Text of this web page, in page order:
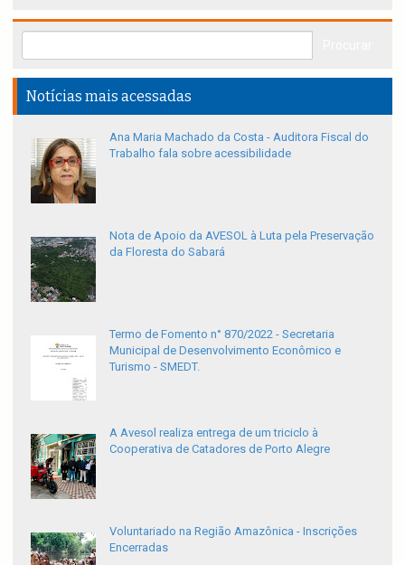
Notícias mais acessadas
Ana Maria Machado da Costa - Auditora Fiscal do
Trabalho fala sobre acessibilidade
Nota de Apoio da AVESOL à Luta pela Preservação
da Floresta do Sabará
Termo de Fomento n° 870/2022 - Secretaria
Municipal de Desenvolvimento Econômico e
Turismo - SMEDT.
A Avesol realiza entrega de um triciclo à
Cooperativa de Catadores de Porto Alegre
Voluntariado na Região Amazônica - Inscrições
Encerradas